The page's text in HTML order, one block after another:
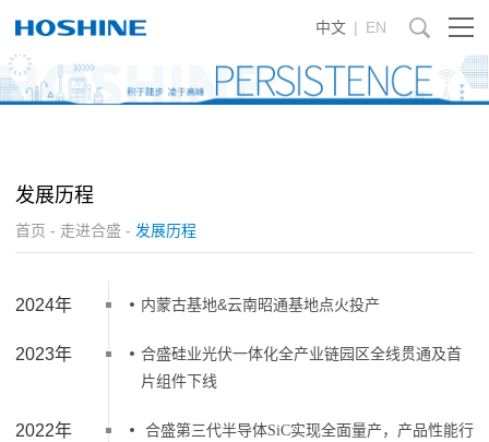
中文 | EN
发展历程
首页 - 走进合盛 - 发展历程
2024年 内蒙古基地&云南昭通基地点火投产
2023年
合盛硅业光伏一体化全产业链园区全线贯通及首
片组件下线
2022年 合盛第三代半导体SiC实现全面量产，产品性能行